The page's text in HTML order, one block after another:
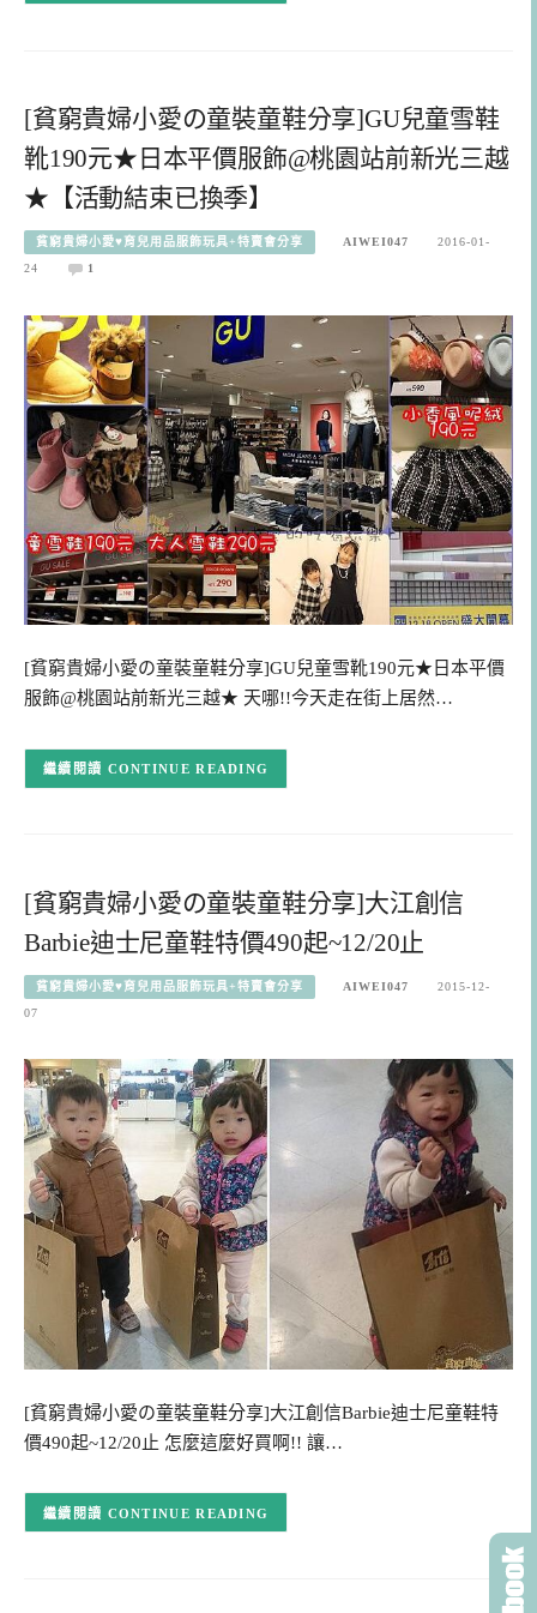
[貧窮貴婦小愛の童裝童鞋分享]GU兒童雪鞋
靴190元★日本平價服飾@桃園站前新光三越
★【活動結束已換季】
貧窮貴婦小愛♥育兒用品服飾玩具+特賣會分享 AIWEI047
2016-01-
24
1
[貧窮貴婦小愛の童裝童鞋分享]GU兒童雪靴190元★日本平價
服飾@桃園站前新光三越★ 天哪!!今天走在街上居然…
CONTINUE READING
[貧窮貴婦小愛の童裝童鞋分享]大江創信
Barbie迪士尼童鞋特價490起~12/20止
貧窮貴婦小愛♥育兒用品服飾玩具+特賣會分享 AIWEI047
2015-12-
07
[貧窮貴婦小愛の童裝童鞋分享]大江創信Barbie迪士尼童鞋特
價490起~12/20止 怎麼這麼好買啊!! 讓…
CONTINUE READING